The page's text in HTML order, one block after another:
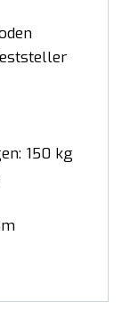
150 kg